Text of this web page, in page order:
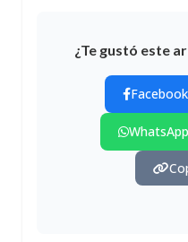
¿Te gustó este
Facebook
WhatsApp